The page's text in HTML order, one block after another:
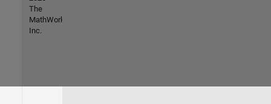
The
MathWorks,
Inc.